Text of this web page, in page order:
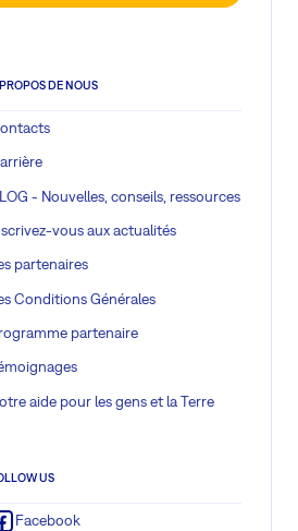
DE NOUS
- Nouvelles, conseils, ressources
vous aux actualités
partenaires
Conditions Générales
partenaire
aide pour les gens et la Terre
US
Facebook